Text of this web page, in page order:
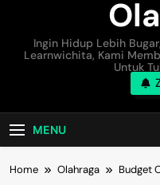
Ingin Hidup Lebih
Learnwichita, Kami
Untuk
MENU
Home Olahraga Budget